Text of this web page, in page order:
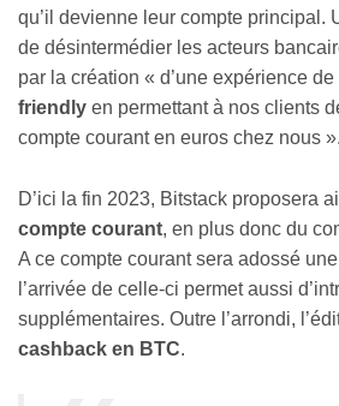
qu’il devienne leur compte principal.
de désintermédier les acteurs
par la création « d’une expérience de
friendly en permettant à nos clients
compte courant en euros chez nous ».
D’ici la fin 2023, Bitstack proposera
compte courant, en plus donc du
A ce compte courant sera adossé
l’arrivée de celle-ci permet aussi
supplémentaires. Outre l’arrondi,
cashback en BTC.